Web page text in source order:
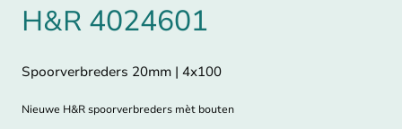
H&R 4024601
Spoorverbreders 20mm | 4x100
Nieuwe H&R spoorverbreders mèt bouten